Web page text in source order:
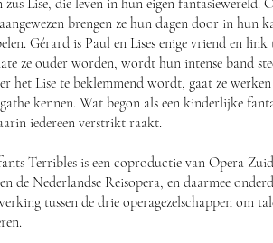
zus Lise, die leven in hun eigen fantasiewereld.
brengen ze hun dagen door in hun
Gérard is Paul en Lises enige vriend en
ze ouder worden, wordt hun intense band
het Lise te beklemmend wordt, gaat ze
kennen. Wat begon als een kinderlijke
iedereen verstrikt raakt.
Terribles is een coproductie van Opera
de Nederlandse Reisopera, en daarmee
tussen de drie operagezelschappen om